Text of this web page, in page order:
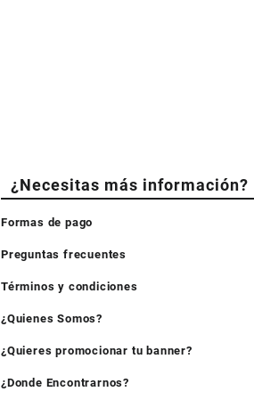
¿Necesitas más información?
Formas de pago
Preguntas frecuentes
Términos y condiciones
¿Quienes Somos?
¿Quieres promocionar tu banner?
¿Donde Encontrarnos?